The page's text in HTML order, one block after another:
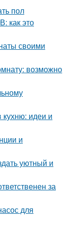
пол
как это
своими
возможно
идеи и
и
уютный и
за
для